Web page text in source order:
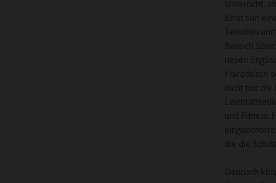
Unterricht,
Einst von
Terrarien
Bereich
neben
Französisch
nicht nur
und
die die
Dennoch